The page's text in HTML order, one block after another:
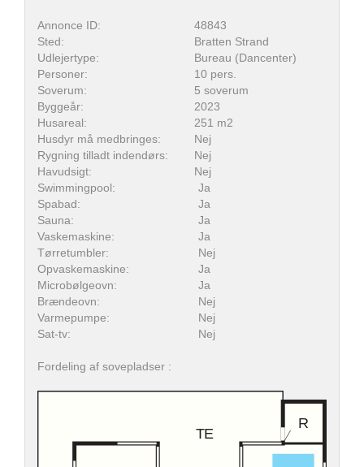
Annonce ID:
48843
Sted:
Bratten Strand
Udlejertype:
Bureau (Dancenter)
Personer:
10 pers.
Soverum:
5 soverum
Byggeår:
2023
Husareal:
251 m2
Husdyr må medbringes:
Nej
Rygning tilladt indendørs:
Nej
Havudsigt:
Nej
Swimmingpool:
Ja
Spabad:
Ja
Sauna:
Ja
Vaskemaskine:
Ja
Tørretumbler:
Nej
Opvaskemaskine:
Ja
Microbølgeovn:
Ja
Brændeovn:
Nej
Varmepumpe:
Nej
Sat-tv:
Nej
Fordeling af sovepladser :